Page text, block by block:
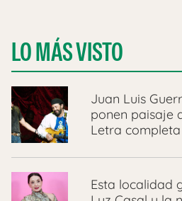
LO MÁS VISTO
Juan Luis
ponen paisaje
Letra
Esta localidad